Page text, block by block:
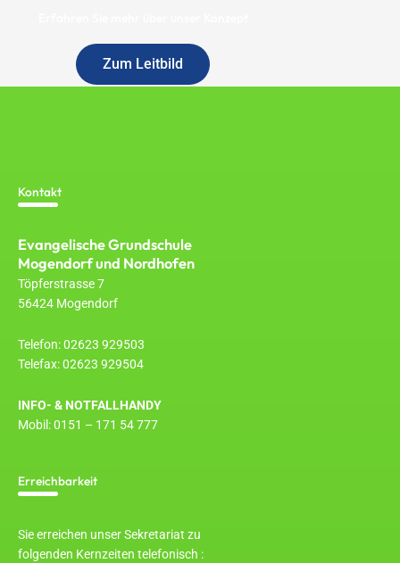
Zum Leitbild
Kontakt
Evangelische Grundschule
Mogendorf und Nordhofen
Töpferstrasse 7
56424 Mogendorf
Telefon: 02623 929503
Telefax: 02623 929504
INFO- & NOTFALLHANDY
Mobil: 0151 – 171 54 777
Erreichbarkeit
Sie erreichen unser Sekretariat zu
folgenden Kernzeiten telefonisch :